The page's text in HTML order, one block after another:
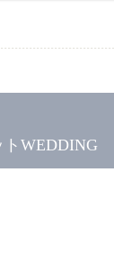
WEDDING